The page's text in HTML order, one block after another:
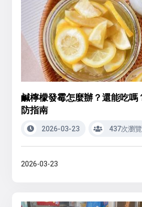
鹹檸檬發霉怎麼辦？還能吃嗎
防指南
2026-03-23 437次瀏覽
2026-03-23